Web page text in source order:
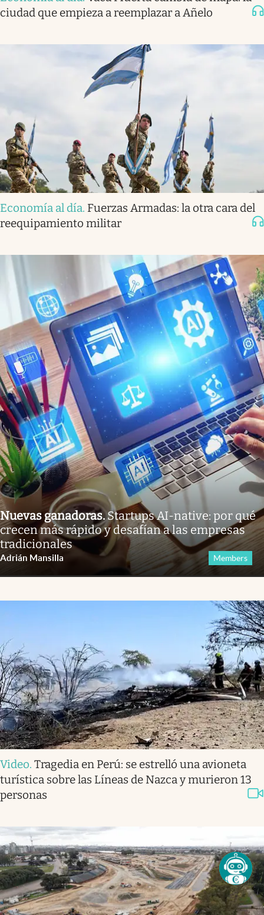
ciudad que empieza a reemplazar a Añelo
Economía al día. Fuerzas Armadas: la otra cara del
reequipamiento militar
Nuevas ganadoras.Startups AI-native: por qué
crecen más rápido y desafían a las empresas
tradicionales
Adrián Mansilla Members
Video. Tragedia en Perú: se estrelló una avioneta
turística sobre las Líneas de Nazca y murieron 13
personas